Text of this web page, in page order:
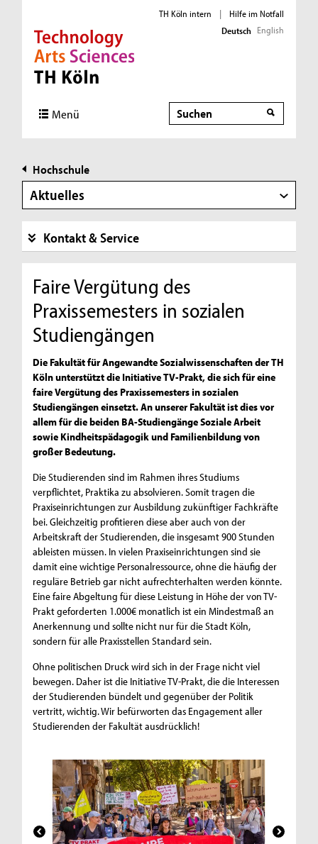
Direkt zur Hauptnavigation
Direkt zur Subnavigation
Direkt zum Inhalt
Direkt zum Fußbereich
TH Köln intern |
Hilfe im Notfall
Deutsch English
Menü Suche
Hochschule
Aktuelles
Kontakt & Service
Faire Vergütung des
Praxissemesters in sozialen
Studiengängen
Die Fakultät für Angewandte Sozialwissenschaften der TH
Köln unterstützt die Initiative TV-Prakt, die sich für eine
faire Vergütung des Praxissemesters in sozialen
Studiengängen einsetzt. An unserer Fakultät ist dies vor
allem für die beiden BA-Studiengänge Soziale Arbeit
sowie Kindheitspädagogik und Familienbildung von
großer Bedeutung.
Die Studierenden sind im Rahmen ihres Studiums
verpflichtet, Praktika zu absolvieren. Somit tragen die
Praxiseinrichtungen zur Ausbildung zukünftiger Fachkräfte
bei. Gleichzeitig profitieren diese aber auch von der
Arbeitskraft der Studierenden, die insgesamt 900 Stunden
ableisten müssen. In vielen Praxiseinrichtungen sind sie
damit eine wichtige Personalressource, ohne die häufig der
reguläre Betrieb gar nicht aufrechterhalten werden könnte.
Eine faire Abgeltung für diese Leistung in Höhe der von TV-
Prakt geforderten 1.000€ monatlich ist ein Mindestmaß an
Anerkennung und sollte nicht nur für die Stadt Köln,
sondern für alle Praxisstellen Standard sein.
Ohne politischen Druck wird sich in der Frage nicht viel
bewegen. Daher ist die Initiative TV-Prakt, die die Interessen
der Studierenden bündelt und gegenüber der Politik
vertritt, wichtig. Wir befürworten das Engagement aller
Studierenden der Fakultät ausdrücklich!